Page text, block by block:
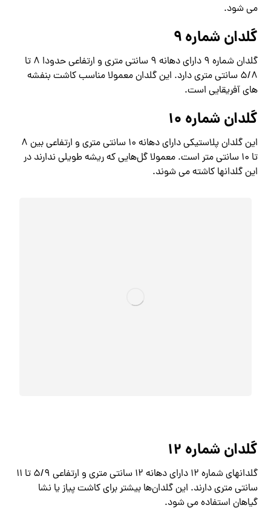
می شود.
گلدان شماره 9
گلدان شماره 9 دارای دهانه 9 سانتی متری و ارتفاعی حدودا 8 تا
5/8 سانتی متری دارد. این گلدان معمولا مناسب کاشت بنفشه
های آفریقایی است.
گلدان شماره 10
این گلدان پلاستیکی دارای دهانه 10 سانتی متری و ارتفاعی بین 8
تا 10 سانتی متر است. معمولا گل‌هایی که ریشه طویلی ندارند در
این گلدانها کاشته می شوند.
گلدان شماره 12
گلدانهای شماره 12 دارای دهانه 12 سانتی متری و ارتفاعی 5/9 تا 11
سانتی متری دارند. این گلدان‌ها بیشتر برای کاشت پیاز یا نشا
گیاهان استفاده می شود.